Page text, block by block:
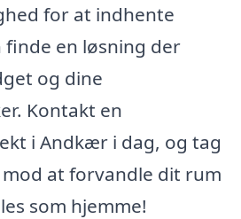
for at indhente
finde en løsning der
og dine
Kontakt en
i Andkær i dag, og tag
at forvandle dit rum
som hjemme!